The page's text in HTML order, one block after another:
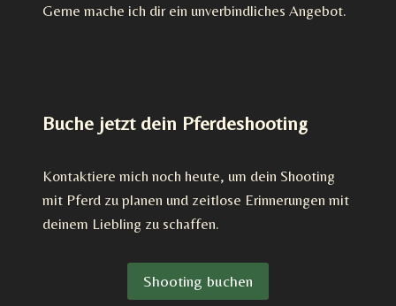
Gerne mache ich dir ein unverbindliches Angebot.
Buche jetzt dein Pferdeshooting
Kontaktiere mich noch heute, um dein Shooting
mit Pferd zu planen und zeitlose Erinnerungen mit
deinem Liebling zu schaffen.
Shooting buchen